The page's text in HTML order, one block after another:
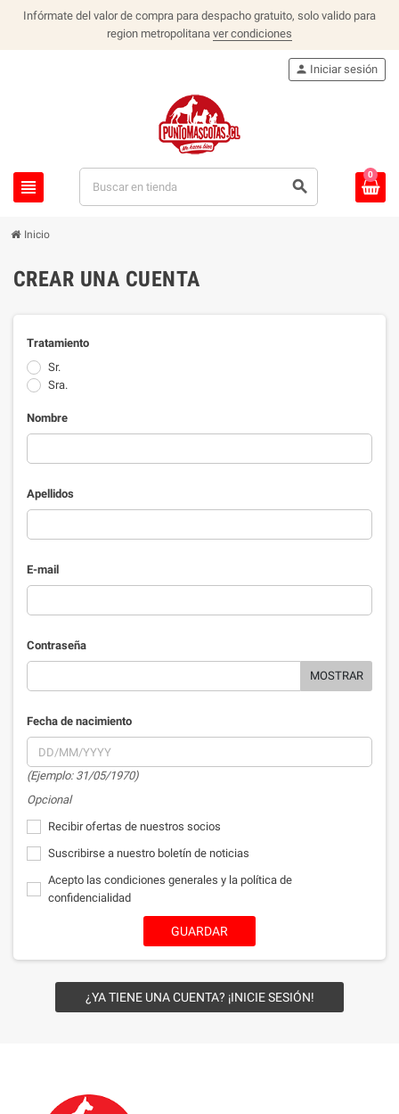
Infórmate del valor de compra para despacho gratuito, solo valido para
region metropolitana ver condiciones
view_headline search
person Iniciar sesión
0
Inicio
CREAR UNA CUENTA
Tratamiento
Sr.
Sra.
Nombre
Apellidos
E-mail
Contraseña
MOSTRAR
Fecha de nacimiento
(Ejemplo: 31/05/1970)
Opcional
Recibir ofertas de nuestros socios
Suscribirse a nuestro boletín de noticias
Acepto las condiciones generales y la política de
confidencialidad
GUARDAR
¿YA TIENE UNA CUENTA? ¡INICIE SESIÓN!